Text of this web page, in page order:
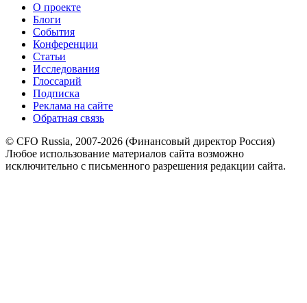
О проекте
Блоги
События
Конференции
Статьи
Исследования
Глоссарий
Подписка
Реклама на сайте
Обратная связь
© CFO Russia, 2007-2026 (Финансовый директор Россия)
Любое использование материалов сайта возможно
исключительно с письменного разрешения редакции сайта.